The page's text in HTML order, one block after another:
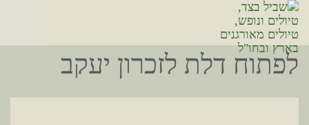
לפתוח דלת לזכרון יעקב